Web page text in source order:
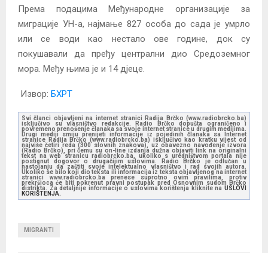
Према подацима Међународне организације за
миграције УН-а, најмање 827 особа до сада је умрло
или се води као нестало ове године, док су
покушавали да пређу централни дио Средоземног
мора. Међу њима је и 14 дјеце.
Извор: БХРТ
Svi članci objavljeni na internet stranici Radija Brčko (www.radiobrcko.ba)
isključivo su vlasništvo redakcije. Radio Brčko dopušta ograničeno i
povremeno prenošenje članaka sa svoje internet stranice u drugim medijima.
Drugi mediji smiju prenijeti informacije iz pojedinih članaka sa Internet
stranice Radija Brčko (www.radiobrcko.ba) isključivo kao kratku vijest od
najviše četiri reda (300 slovnih znakova), uz obavezno navođenje izvora
(Radio Brčko), pri čemu su on-line izdanja dužna objaviti link na originalni
tekst na web stranicu radiobrcko.ba, ukoliko s uredništvom portala nije
postignut dogovor o drugačijim uslovima. Radio Brčko je odlučan u
nastojanju da zaštiti svoje intelektualno vlasništvo i rad svojih autora.
Ukoliko se bilo koji dio teksta ili informacija iz teksta objavljenog na internet
stranici www.radiobrcko.ba prenese suprotno ovim pravilima, protiv
prekršioca će biti pokrenut pravni postupak pred Osnovnim sudom Brčko
distrikta. Za detaljnije informacije o uslovima korištenja kliknite na USLOVI
KORIŠTENJA.
MIGRANTI